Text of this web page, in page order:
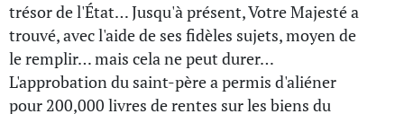
trésor de l'État… Jusqu'à présent, Votre Majesté a
trouvé, avec l'aide de ses fidèles sujets, moyen de
le remplir… mais cela ne peut durer…
L'approbation du saint-père a permis d'aliéner
pour 200,000 livres de rentes sur les biens du